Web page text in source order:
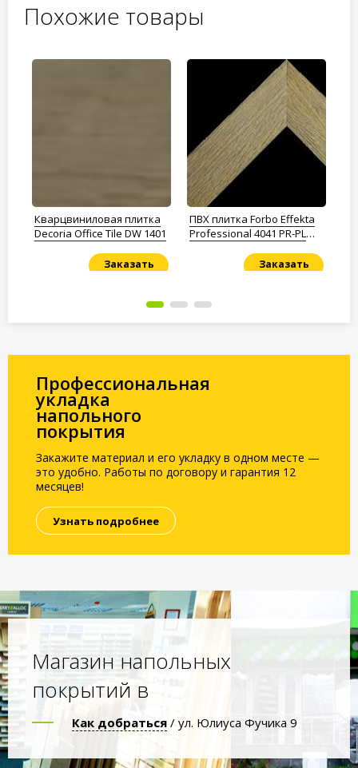
Похожие товары
Кварцвиниловая плитка
Decoria Office Tile DW 1401
Заказать
ПВХ плитка Forbo Effekta
Professional 4041 PR-PL
Заказать
Профессиональная
укладка
напольного
покрытия
Закажите материал и его укладку в одном месте —
это удобно. Работы по договору и гарантия 12
месяцев!
Узнать подробнее
Магазин напольных
покрытий в
Как добраться / ул. Юлиуса Фучика 9